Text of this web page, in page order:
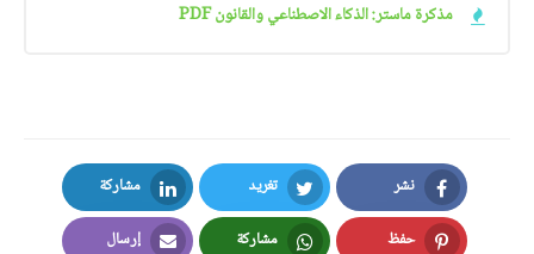
مذكرة ماستر: الذكاء الاصطناعي والقانون PDF
نشر
Facebook
تغريد
Twitter
مشاركة
LinkedIn
حفظ مشاركة إرسال